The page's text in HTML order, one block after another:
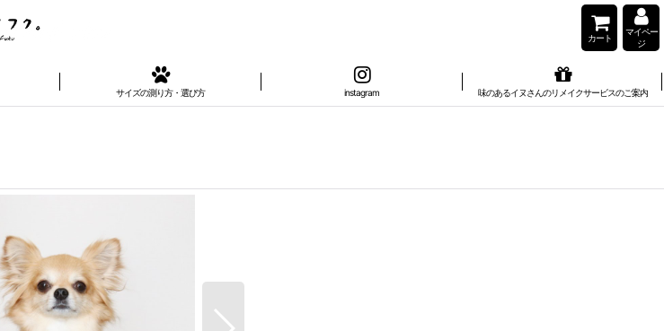
カート
マイペー
ジ
サイズの測り方・選び方 instagram 味のあるイヌさんのリメイクサービスのご案内